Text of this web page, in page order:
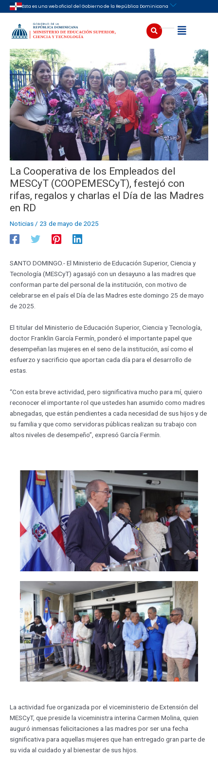
al
contenido
Esta es una web oficial del Gobierno de la República Dominicana
Buscar Abrir
La Cooperativa de los Empleados del
MESCyT (COOPEMESCyT), festejó con
rifas, regalos y charlas el Día de las Madres
en RD
Noticias / 23 de mayo de 2025
SANTO DOMINGO.- El Ministerio de Educación Superior, Ciencia y
Tecnología (MESCyT) agasajó con un desayuno a las madres que
conforman parte del personal de la institución, con motivo de
celebrarse en el país el Día de las Madres este domingo 25 de mayo
de 2025.
El titular del Ministerio de Educación Superior, Ciencia y Tecnología,
doctor Franklin García Fermín, ponderó el importante papel que
desempeñan las mujeres en el seno de la institución, así como el
esfuerzo y sacrificio que aportan cada día para el desarrollo de
estas.
“Con esta breve actividad, pero significativa mucho para mí, quiero
reconocer el importante rol que ustedes han asumido como madres
abnegadas, que están pendientes a cada necesidad de sus hijos y de
su familia y que como servidoras públicas realizan su trabajo con
altos niveles de desempeño”, expresó García Fermín.
La actividad fue organizada por el viceministerio de Extensión del
MESCyT, que preside la viceministra interina Carmen Molina, quien
auguró inmensas felicitaciones a las madres por ser una fecha
significativa para aquellas mujeres que han entregado gran parte de
su vida al cuidado y al bienestar de sus hijos.
Navegación
de
entradas